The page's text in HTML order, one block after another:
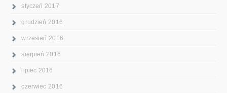
styczeń 2017
grudzień 2016
wrzesień 2016
sierpień 2016
lipiec 2016
czerwiec 2016